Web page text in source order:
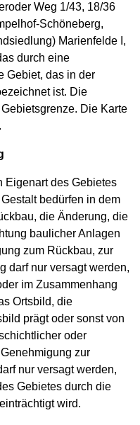
Weg 1/43, 18/36
Schöneberg,
Marienfelde I,
durch eine
Gebiet, das in der
ist. Die
Die Karte
Eigenart des Gebietes
bedürfen in dem
die Änderung, die
baulicher Anlagen
zum Rückbau, zur
darf nur versagt werden,
im Zusammenhang
Ortsbild, die
prägt oder sonst von
oder
zur
nur versagt werden,
Gebietes durch die
wird.